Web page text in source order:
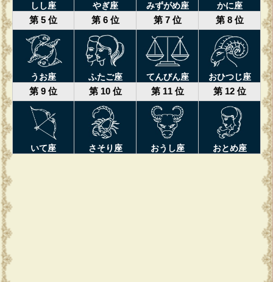
しし座 やぎ座 みずがめ座 かに座
第 5 位 第 6 位 第 7 位 第 8 位
うお座 ふたご座 てんびん座 おひつじ座
第 9 位 第 10 位 第 11 位 第 12 位
いて座 さそり座 おうし座 おとめ座